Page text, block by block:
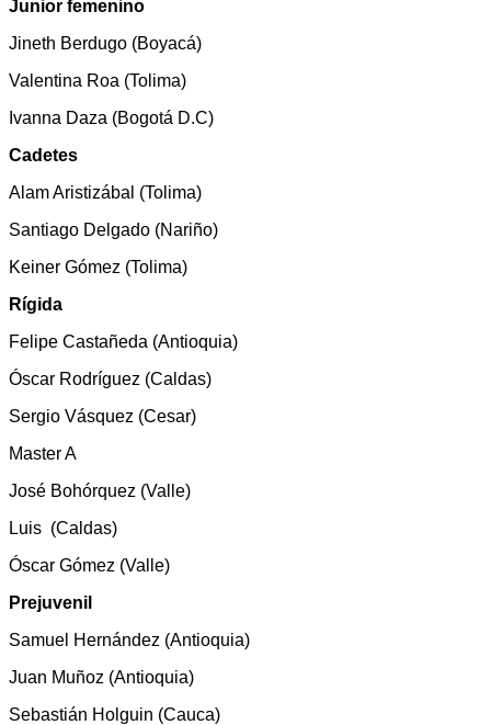
Junior femenino
Jineth Berdugo (Boyacá)
Valentina Roa (Tolima)
Ivanna Daza (Bogotá D.C)
Cadetes
Alam Aristizábal (Tolima)
Santiago Delgado (Nariño)
Keiner Gómez (Tolima)
Rígida
Felipe Castañeda (Antioquia)
Óscar Rodríguez (Caldas)
Sergio Vásquez (Cesar)
Master A
José Bohórquez (Valle)
Luis (Caldas)
Óscar Gómez (Valle)
Prejuvenil
Samuel Hernández (Antioquia)
Juan Muñoz (Antioquia)
Sebastián Holguin (Cauca)